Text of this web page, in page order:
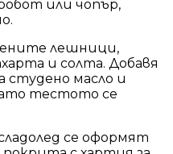
или чопър,
лешници,
и солта. Добавя
студено масло и
тестото се
се оформят